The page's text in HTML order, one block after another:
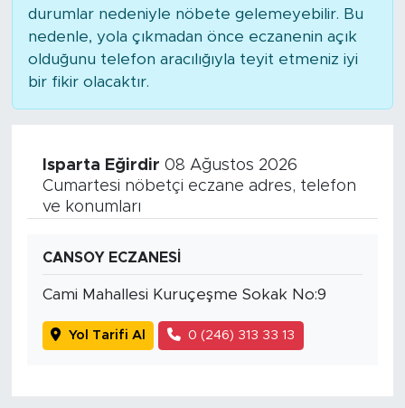
durumlar nedeniyle nöbete gelemeyebilir. Bu
nedenle, yola çıkmadan önce eczanenin açık
olduğunu telefon aracılığıyla teyit etmeniz iyi
bir fikir olacaktır.
Isparta Eğirdir 08 Ağustos 2026
Cumartesi nöbetçi eczane adres, telefon
ve konumları
CANSOY ECZANESİ
Cami Mahallesi Kuruçeşme Sokak No:9
Yol Tarifi Al 0 (246) 313 33 13
Politika